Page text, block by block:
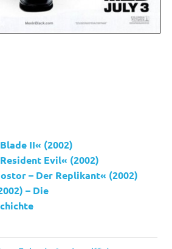
II« (2002)
Evil« (2002)
– Der Replikant« (2002)
– Die